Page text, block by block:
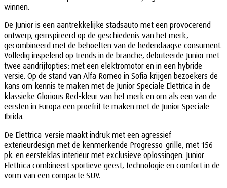
winnen.
De Junior is een aantrekkelijke stadsauto met een provocerend
ontwerp, geïnspireerd op de geschiedenis van het merk,
gecombineerd met de behoeften van de hedendaagse consument.
Volledig inspelend op trends in de branche, debuteerde Junior met
twee aandrijfopties: met een elektromotor en in een hybride
versie. Op de stand van Alfa Romeo in Sofia krijgen bezoekers de
kans om kennis te maken met de Junior Speciale Elettrica in de
klassieke Glorious Red-kleur van het merk en om als een van de
eersten in Europa een proefrit te maken met de Junior Speciale
Ibrida.
De Elettrica-versie maakt indruk met een agressief
exterieurdesign met de kenmerkende Progresso-grille, met 156
pk. en eersteklas interieur met exclusieve oplossingen. Junior
Elettrica combineert sportieve geest, technologie en comfort in de
vorm van een compacte SUV.